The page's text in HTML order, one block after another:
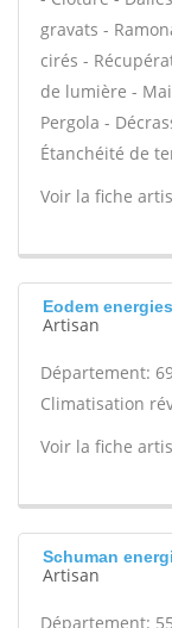
gravats -
cirés -
de lumière -
Pergola -
Étanchéité de
Voir la fiche
Eodem
Artisan
Département:
Climatisation
Voir la fiche
Schuman
Artisan
Département: 55